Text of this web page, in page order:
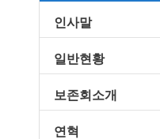
인사말
일반현황
보존회소개
연혁